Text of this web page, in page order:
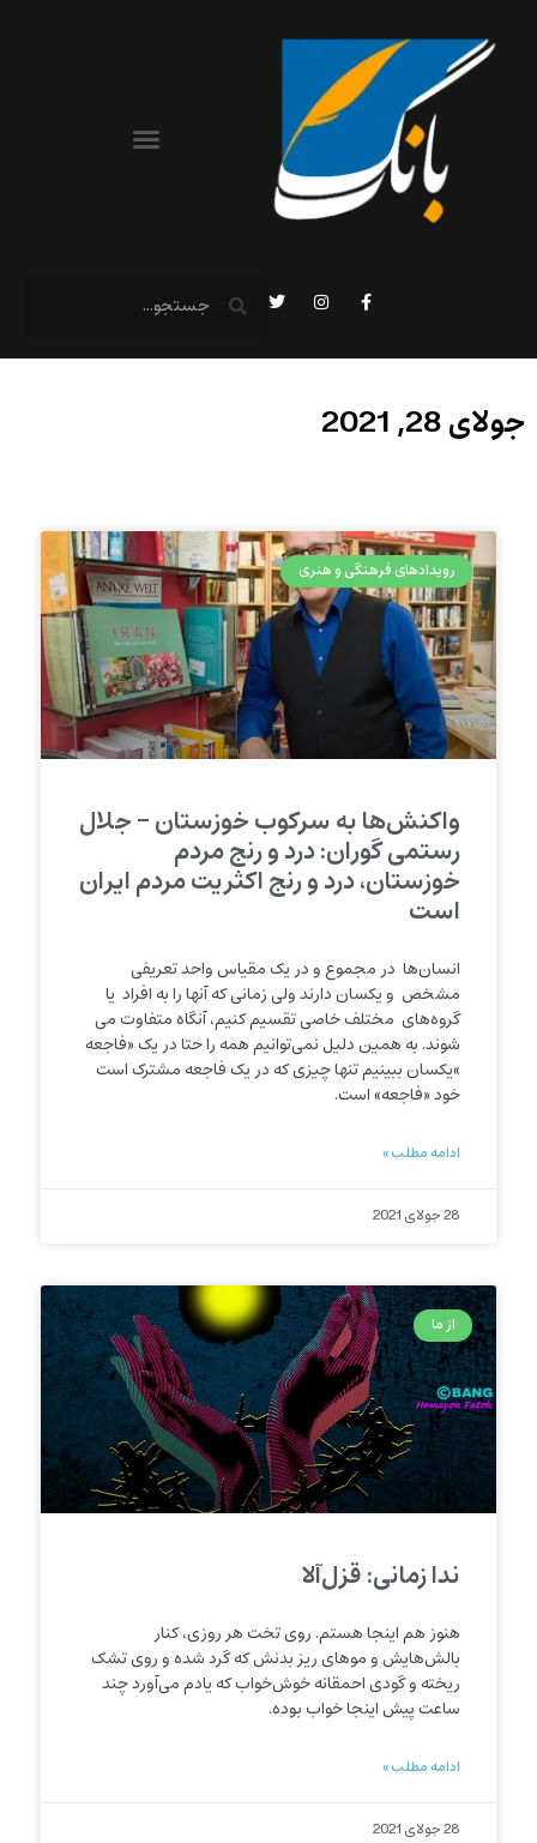
جولای 28, 2021
رویدادهای فرهنگی و هنری
واکنش‌ها به سرکوب خوزستان – جلال
رستمی گوران: درد و رنج مردم
خوزستان، درد و رنج اکثریت مردم ایران
است
انسان‌ها در مجموع و در یک مقیاس واحد تعریفی
مشخص و یکسان دارند ولی زمانی که آنها را به افراد یا
گروه‌های مختلف خاصی تقسیم کنیم، آنگاه متفاوت می
شوند. به همین دلیل نمی‌توانیم همه را حتا در یک «فاجعه
»یکسان ببینیم تنها چیزی که در یک فاجعه مشترک است
خود «فاجعه» است.
ادامه مطلب »
28 جولای 2021
از ما
ندا زمانی: قزل‌آلا
هنوز هم اینجا هستم. روی تخت هر روزی، کنار
بالش‌هایش و موهای ریز بدنش که گرد شده و روی تشک
ریخته و گودی احمقانه خوش‌خواب که یادم می‌آورد چند
ساعت پیش اینجا خواب بوده.
ادامه مطلب »
28 جولای 2021